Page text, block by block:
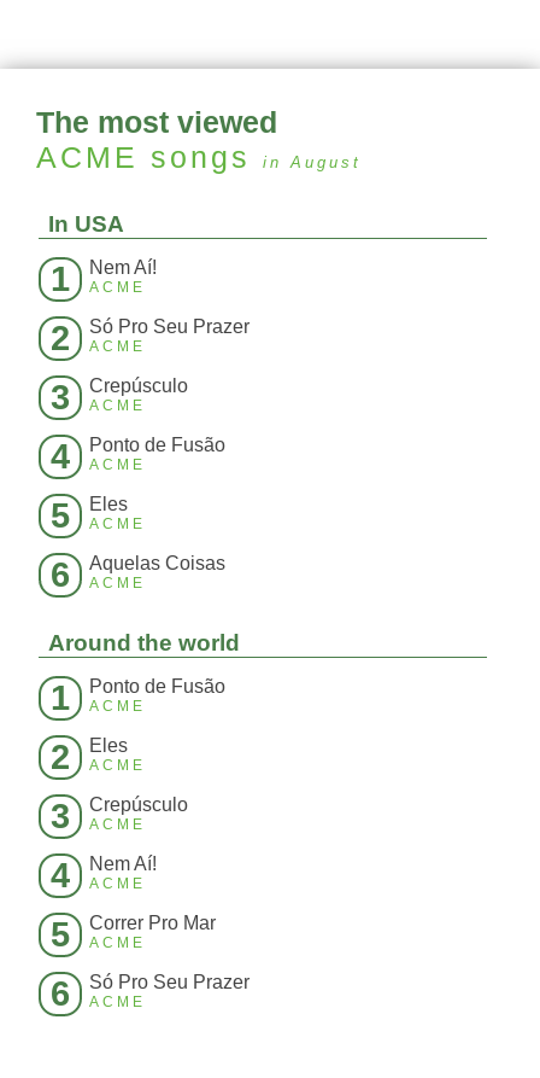
The most viewed
ACME songs in August
In USA
1 Nem Aí!
ACME
2 Só Pro Seu Prazer
ACME
3 Crepúsculo
ACME
4 Ponto de Fusão
ACME
5 Eles
ACME
6 Aquelas Coisas
ACME
Around the world
1 Ponto de Fusão
ACME
2 Eles
ACME
3 Crepúsculo
ACME
4 Nem Aí!
ACME
5 Correr Pro Mar
ACME
6 Só Pro Seu Prazer
ACME